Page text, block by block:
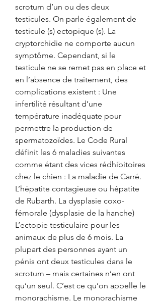
scrotum d’un ou des deux
testicules. On parle également de
testicule (s) ectopique (s). La
cryptorchidie ne comporte aucun
symptôme. Cependant, si le
testicule ne se remet pas en place et
en l’absence de traitement, des
complications existent : Une
infertilité résultant d’une
température inadéquate pour
permettre la production de
spermatozoïdes. Le Code Rural
définit les 6 maladies suivantes
comme étant des vices rédhibitoires
chez le chien : La maladie de Carré.
L’hépatite contagieuse ou hépatite
de Rubarth. La dysplasie coxo-
fémorale (dysplasie de la hanche)
L’ectopie testiculaire pour les
animaux de plus de 6 mois. La
plupart des personnes ayant un
pénis ont deux testicules dans le
scrotum – mais certaines n’en ont
qu’un seul. C’est ce qu’on appelle le
monorachisme. Le monorachisme